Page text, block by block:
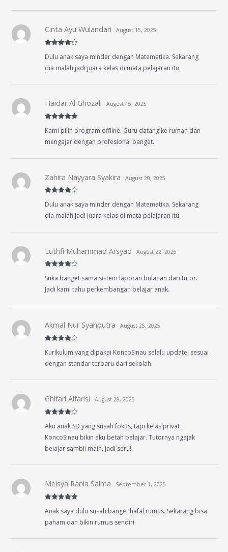
out of 5
Cinta Ayu Wulandari August 15, 2025
Dulu anak saya minder dengan Matematika. Sekarang
dia malah jadi juara kelas di mata pelajaran itu.
of 5
Haidar Al Ghozali August 15, 2025
Kami pilih program offline. Guru datang ke rumah dan
mengajar dengan profesional banget.
out of 5
Zahira Nayyara Syakira August 20, 2025
Dulu anak saya minder dengan Matematika. Sekarang
dia malah jadi juara kelas di mata pelajaran itu.
out of 5
Luthfi Muhammad Arsyad August 22, 2025
Suka banget sama sistem laporan bulanan dari tutor.
Jadi kami tahu perkembangan belajar anak.
out of 5
Akmal Nur Syahputra August 25, 2025
Kurikulum yang dipakai KoncoSinau selalu update, sesuai
dengan standar terbaru dari sekolah.
out of 5
Ghifari Alfarisi August 28, 2025
Aku anak SD yang susah fokus, tapi kelas privat
KoncoSinau bikin aku betah belajar. Tutornya ngajak
belajar sambil main, jadi seru!
of 5
Meisya Rania Salma September 1, 2025
Anak saya dulu susah banget hafal rumus. Sekarang bisa
paham dan bikin rumus sendiri.